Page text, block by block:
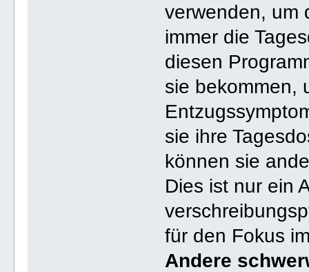
verwenden, um
immer die
diesen
sie bekommen,
sie ihre
können sie
Dies ist nur ein
für den Fokus
Andere